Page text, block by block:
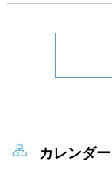
カレンダー